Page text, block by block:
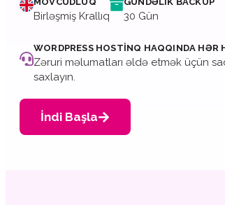
Birləşmiş Krallıq 30 Gün
WORDPRESS HOSTINQ HAQQINDA HƏR
Zəruri məlumatları əldə etmək üçün
saxlayın.
İndi Başla